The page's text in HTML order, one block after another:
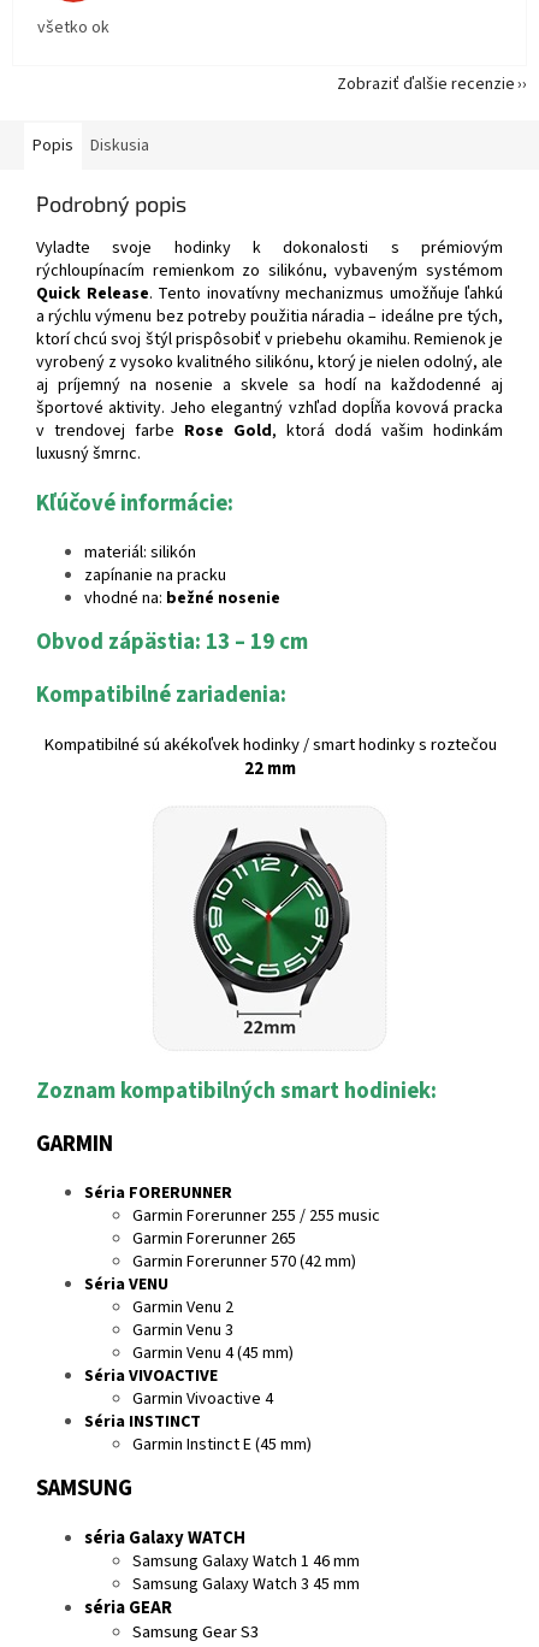
Popis Diskusia
Podrobný popis
Vyladte svoje hodinky k dokonalosti s prémiovým
rýchloupínacím remienkom zo silikónu, vybaveným systémom
Quick Release. Tento inovatívny mechanizmus umožňuje ľahkú
a rýchlu výmenu bez potreby použitia náradia – ideálne pre tých,
ktorí chcú svoj štýl prispôsobiť v priebehu okamihu. Remienok je
vyrobený z vysoko kvalitného silikónu, ktorý je nielen odolný, ale
aj príjemný na nosenie a skvele sa hodí na každodenné aj
športové aktivity. Jeho elegantný vzhľad dopĺňa kovová pracka
v trendovej farbe Rose Gold, ktorá dodá vašim hodinkám
luxusný šmrnc.
Kľúčové informácie:
materiál: silikón
zapínanie na pracku
vhodné na: bežné nosenie
Obvod zápästia: 13 – 19 cm
Kompatibilné zariadenia:
Kompatibilné sú akékoľvek hodinky / smart hodinky s roztečou
22 mm
Zoznam kompatibilných smart hodiniek:
GARMIN
Séria FORERUNNER
Garmin Forerunner 255 / 255 music
Garmin Forerunner 265
Garmin Forerunner 570 (42 mm)
Séria VENU
Garmin Venu 2
Garmin Venu 3
Garmin Venu 4 (45 mm)
Séria VIVOACTIVE
Garmin Vivoactive 4
Séria INSTINCT
Garmin Instinct E (45 mm)
SAMSUNG
séria Galaxy WATCH
Samsung Galaxy Watch 1 46 mm
Samsung Galaxy Watch 3 45 mm
séria GEAR
Samsung Gear S3
všetko ok
Zobraziť ďalšie recenzie